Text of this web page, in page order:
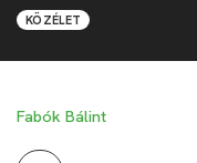
KÖZÉLET
Fabók Bálint